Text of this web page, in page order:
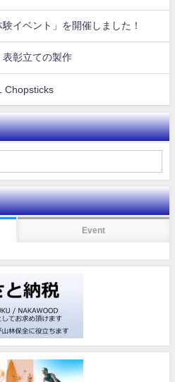
イベント」を開催しました！
表彰立ての製作
Chopsticks
Event